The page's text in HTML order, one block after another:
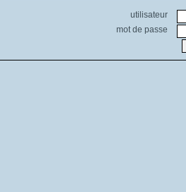
utilisateur
mot de passe